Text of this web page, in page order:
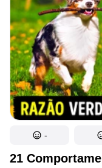
21
-